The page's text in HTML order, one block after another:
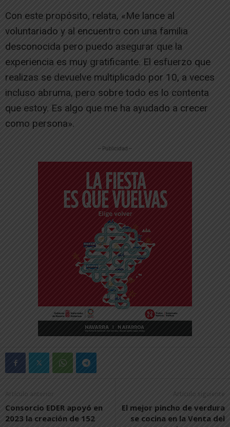
Con este propósito, relata, «Me lance al
voluntariado y al encuentro con una familia
desconocida pero puedo asegurar que la
experiencia es muy gratificante. El esfuerzo que
realizas se devuelve multiplicado por 10, a veces
incluso abruma, pero sobre todo es lo contenta
que estoy. Es algo que me ha ayudado a crecer
como persona».
-- Publicidad --
Artículo anterior
Consorcio EDER apoyó en
2023 la creación de 152
Artículo siguiente
El mejor pincho de verdura
se cocina en la Venta del